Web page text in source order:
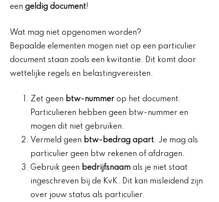
een geldig document!
Wat mag niet opgenomen worden?
Bepaalde elementen mogen niet op een particulier
document staan zoals een kwitantie. Dit komt door
wettelijke regels en belastingvereisten.
Zet geen btw-nummer op het document.
Particulieren hebben geen btw-nummer en
mogen dit niet gebruiken.
Vermeld geen btw-bedrag apart. Je mag als
particulier geen btw rekenen of afdragen.
Gebruik geen bedrijfsnaam als je niet staat
ingeschreven bij de KvK. Dit kan misleidend zijn
over jouw status als particulier.